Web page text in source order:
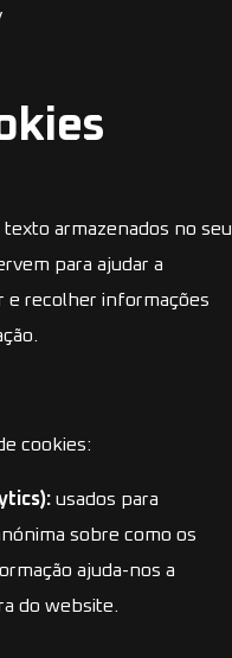
armazenados no seu
para ajudar a
e recolher informações
cookies:
usados para
sobre como os
ajuda-nos a
do website.